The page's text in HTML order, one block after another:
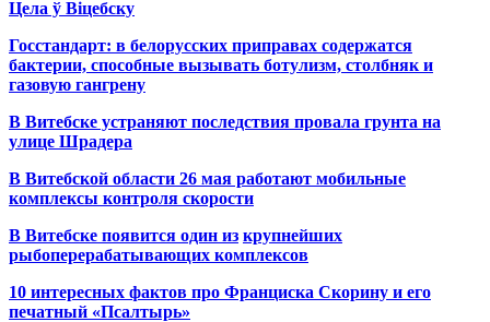
Цела ў Віцебску
Госстандарт: в белорусских приправах содержатся
бактерии, способные вызывать ботулизм, столбняк и
газовую гангрену
В Витебске устраняют последствия провала грунта на
улице Шрадера
В Витебской области 26 мая работают мобильные
комплексы контроля скорости
В Витебске появится один из крупнейших
рыбоперерабатывающих комплексов
10 интересных фактов про Франциска Скорину и его
печатный «Псалтырь»